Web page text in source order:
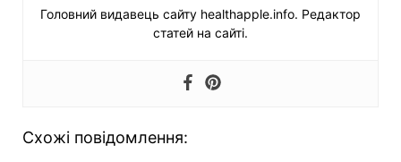
Головний видавець сайту healthapple.info. Редактор
статей на сайті.
Схожі повідомлення: